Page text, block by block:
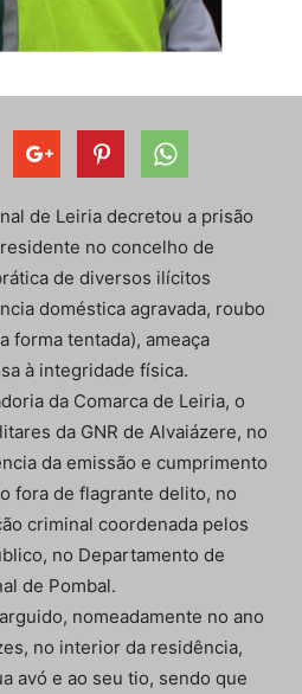
de Leiria decretou a prisão
no concelho de
de diversos ilícitos
doméstica agravada, roubo
forma tentada), ameaça
à integridade física.
da Comarca de Leiria, o
da GNR de Alvaiázere, no
da emissão e cumprimento
fora de flagrante delito, no
criminal coordenada pelos
no Departamento de
de Pombal.
nomeadamente no ano
no interior da residência,
avó e ao seu tio, sendo que